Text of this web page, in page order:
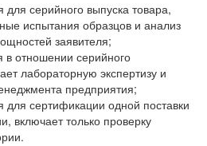
для серийного выпуска товара,
испытания образцов и анализ
заявителя;
в отношении серийного
лабораторную экспертизу и
предприятия;
для сертификации одной поставки
включает только проверку